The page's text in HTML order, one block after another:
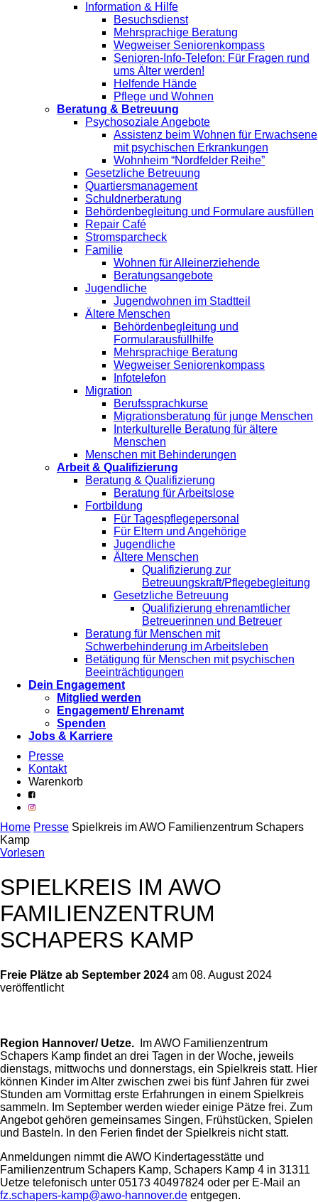
Information & Hilfe
Besuchsdienst
Mehrsprachige Beratung
Wegweiser Seniorenkompass
Senioren-Info-Telefon: Für Fragen rund
ums Älter werden!
Helfende Hände
Pflege und Wohnen
Beratung & Betreuung
Psychosoziale Angebote
Assistenz beim Wohnen für Erwachsene
mit psychischen Erkrankungen
Wohnheim “Nordfelder Reihe”
Gesetzliche Betreuung
Quartiersmanagement
Schuldnerberatung
Behördenbegleitung und Formulare ausfüllen
Repair Café
Stromsparcheck
Familie
Wohnen für Alleinerziehende
Beratungsangebote
Jugendliche
Jugendwohnen im Stadtteil
Ältere Menschen
Behördenbegleitung und
Formularausfüllhilfe
Mehrsprachige Beratung
Wegweiser Seniorenkompass
Infotelefon
Migration
Berufssprachkurse
Migrationsberatung für junge Menschen
Interkulturelle Beratung für ältere
Menschen
Menschen mit Behinderungen
Arbeit & Qualifizierung
Beratung & Qualifizierung
Beratung für Arbeitslose
Fortbildung
Für Tagespflegepersonal
Für Eltern und Angehörige
Jugendliche
Ältere Menschen
Qualifizierung zur
Betreuungskraft/Pflegebegleitung
Gesetzliche Betreuung
Qualifizierung ehrenamtlicher
Betreuerinnen und Betreuer
Beratung für Menschen mit
Schwerbehinderung im Arbeitsleben
Betätigung für Menschen mit psychischen
Beeinträchtigungen
Dein Engagement
Mitglied werden
Engagement/ Ehrenamt
Spenden
Jobs & Karriere
Presse
Kontakt
Warenkorb
Home Presse Spielkreis im AWO Familienzentrum Schapers
Kamp
Vorlesen
SPIELKREIS IM AWO
FAMILIENZENTRUM
SCHAPERS KAMP
Freie Plätze ab September 2024 am 08. August 2024
veröffentlicht
Region Hannover/ Uetze.
Im AWO Familienzentrum
Schapers Kamp findet an drei Tagen in der Woche, jeweils
dienstags, mittwochs und donnerstags, ein Spielkreis statt. Hier
können Kinder im Alter zwischen zwei bis fünf Jahren für zwei
Stunden am Vormittag erste Erfahrungen in einem Spielkreis
sammeln. Im September werden wieder einige Pätze frei. Zum
Angebot gehören gemeinsames Singen, Frühstücken, Spielen
und Basteln. In den Ferien findet der Spielkreis nicht statt.
Anmeldungen nimmt die AWO Kindertagesstätte und
Familienzentrum Schapers Kamp, Schapers Kamp 4 in 31311
Uetze telefonisch unter 05173 40497824 oder per E-Mail an
fz.schapers-kamp@awo-hannover.de entgegen.